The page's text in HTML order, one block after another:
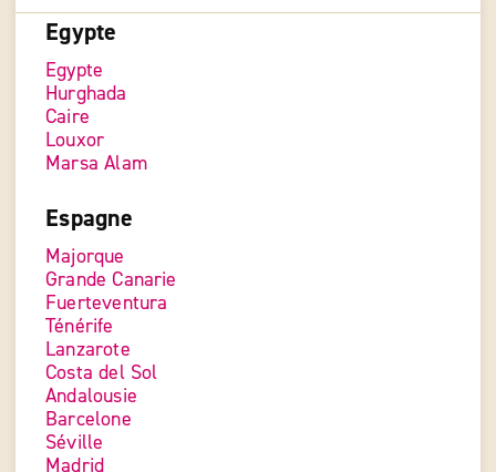
Egypte
Egypte
Hurghada
Caire
Louxor
Marsa Alam
Espagne
Majorque
Grande Canarie
Fuerteventura
Ténérife
Lanzarote
Costa del Sol
Andalousie
Barcelone
Séville
Madrid